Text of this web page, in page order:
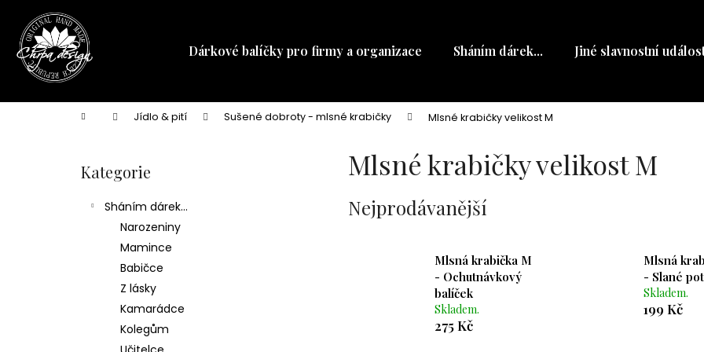
obsah
Dárkové balíčky pro firmy a organizace Sháním dárek... Jiné slavnostní
Domů Jídlo & pití Sušené dobroty - mlsné krabičky Mlsné krabičky velikost M
Přeskočit
kategorie
Kategorie
Sháním dárek...
Narozeniny
Mamince
Babičce
Z lásky
Kamarádce
Kolegům
Mlsné krabičky velikost M
Nejprodávanější
Mlsná krabička M
- Ochutnávkový
balíček
Skladem.
275 Kč
Mlsná
- Slané
Skladem.
199 Kč
Zpět
do
obchodu
Zpět
do
obchodu
Doporučujeme